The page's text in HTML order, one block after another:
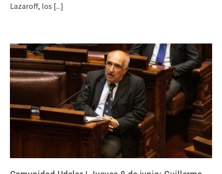
Lazaroff, los [...]